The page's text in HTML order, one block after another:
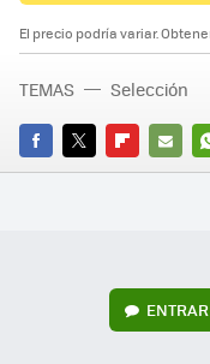
El precio podría variar.
FACEBOOK
TWITTERFLIPBOARD
E-
TEMAS Selección